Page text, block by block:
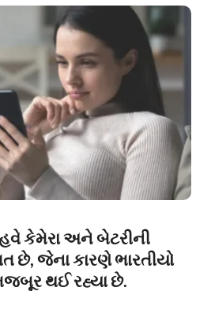
હવે કેમેરા અને બેટરીની
છે, જેના કારણે ભારતીયો
થઈ રહ્યા છે.